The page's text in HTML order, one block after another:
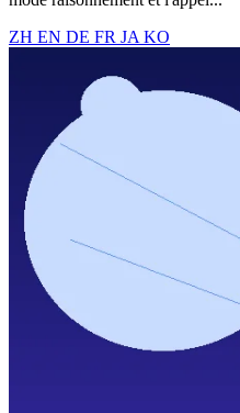
ZH EN DE FR JA KO